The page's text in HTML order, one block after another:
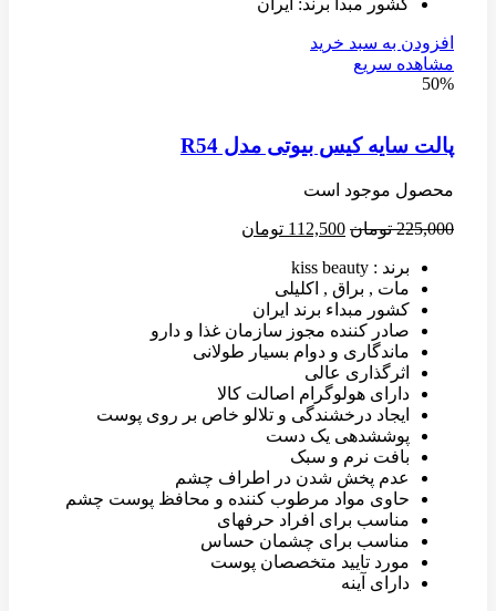
افزودن به سبد خرید
مشاهده سریع
50%
پالت سایه کیس بیوتی مدل R54
محصول موجود است
225,000 تومان 112,500 تومان
برند : kiss beauty
مات , براق , اکلیلی
کشور مبداء برند ایران
صادر کننده مجوز سازمان غذا و دارو
ماندگاری و دوام بسیار طولانی
اثرگذاری عالی
دارای هولوگرام اصالت کالا
ایجاد درخشندگی و تلالو خاص بر روی پوست
پوششدهی یک دست
بافت نرم و سبک
عدم پخش شدن در اطراف چشم
حاوی مواد مرطوب کننده و محافظ پوست چشم
مناسب برای افراد حرفهای
مناسب برای چشمان حساس
مورد تایید متخصصان پوست
دارای آینه